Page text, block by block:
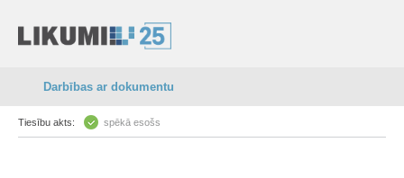
Darbības ar dokumentu
Tiesību akts: spēkā esošs